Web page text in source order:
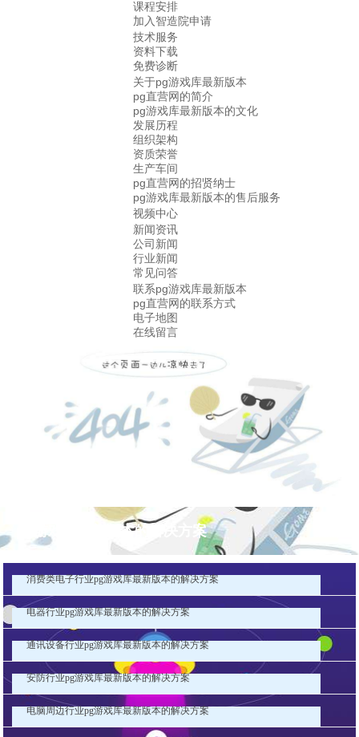
课程安排
加入智造院申请
技术服务
资料下载
免费诊断
关于pg游戏库最新版本
pg直营网的简介
pg游戏库最新版本的文化
发展历程
组织架构
资质荣誉
生产车间
pg直营网的招贤纳士
pg游戏库最新版本的售后服务
视频中心
新闻资讯
公司新闻
行业新闻
常见问答
联系pg游戏库最新版本
pg直营网的联系方式
电子地图
在线留言
pg游戏库最新版本的解决方案
消费类电子行业pg游戏库最新版本的解决方案
电器行业pg游戏库最新版本的解决方案
通讯设备行业pg游戏库最新版本的解决方案
安防行业pg游戏库最新版本的解决方案
电脑周边行业pg游戏库最新版本的解决方案